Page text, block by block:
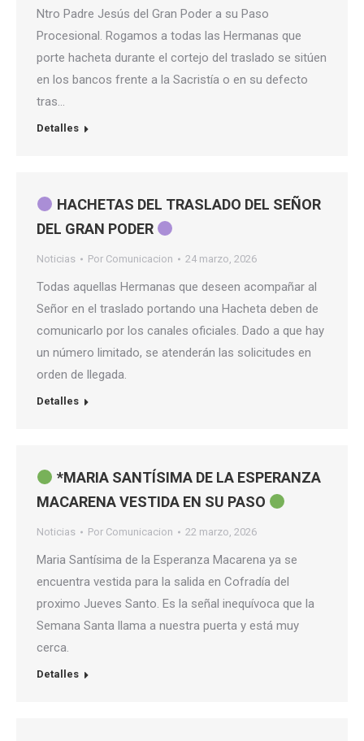
Ntro Padre Jesús del Gran Poder a su Paso
Procesional. Rogamos a todas las Hermanas que
porte hacheta durante el cortejo del traslado se sitúen
en los bancos frente a la Sacristía o en su defecto
tras…
Detalles
HACHETAS DEL TRASLADO DEL SEÑOR
DEL GRAN PODER
Noticias Por Comunicacion 24 marzo, 2026
Todas aquellas Hermanas que deseen acompañar al
Señor en el traslado portando una Hacheta deben de
comunicarlo por los canales oficiales. Dado a que hay
un número limitado, se atenderán las solicitudes en
orden de llegada.
Detalles
*MARIA SANTÍSIMA DE LA ESPERANZA
MACARENA VESTIDA EN SU PASO
Noticias Por Comunicacion 22 marzo, 2026
Maria Santísima de la Esperanza Macarena ya se
encuentra vestida para la salida en Cofradía del
proximo Jueves Santo. Es la señal inequívoca que la
Semana Santa llama a nuestra puerta y está muy
cerca.
Detalles